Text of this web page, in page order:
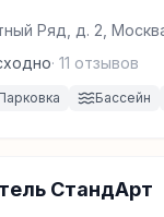
Ряд, д. 2,
· 11 отзывов
Бассейн
СтандАрт